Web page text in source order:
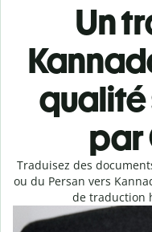
Un
qualité
par
Traduisez des
ou du Persan vers
de traduction